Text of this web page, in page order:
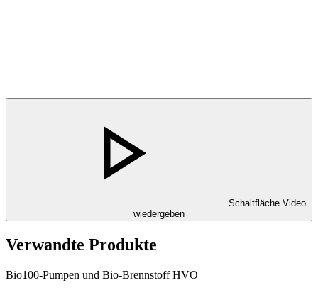
Schaltfläche Video
wiedergeben
Verwandte Produkte
Bio100-Pumpen und Bio-Brennstoff HVO